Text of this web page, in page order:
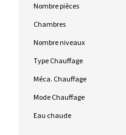
Nombre pièces
Chambres
Nombre niveaux
Type Chauffage
Méca. Chauffage
Mode Chauffage
Eau chaude